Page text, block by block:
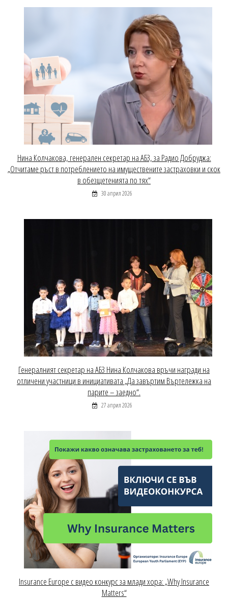
Нина Колчакова, генерален секретар на АБЗ, за Радио Добруджа:
„Отчитаме ръст в потреблението на имуществените застраховки и скок
в обезщетенията по тях“
30 април 2026
Генералният секретар на АБЗ Нина Колчакова връчи награди на
отличени участници в инициативата „Да завъртим Въртележка на
парите – заедно“.
27 април 2026
Insurance Europe с видео конкурс за млади хора: „Why Insurance
Matters“